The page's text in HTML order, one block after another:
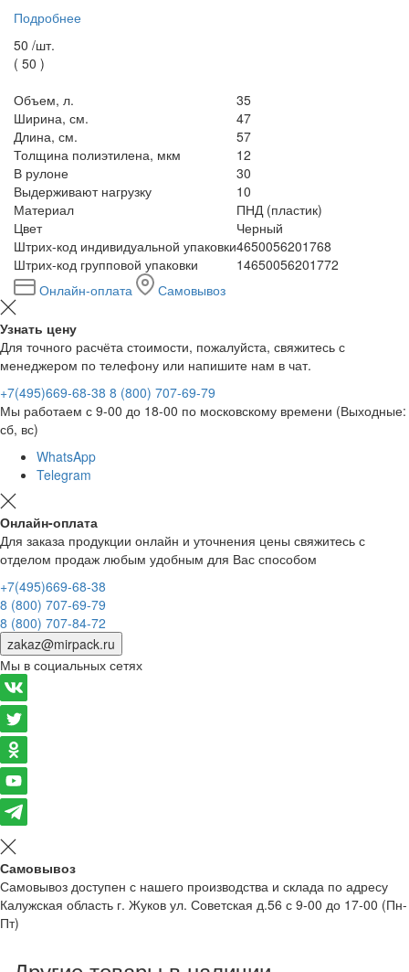
Подробнее
50 /шт.
( 50 )
Объем, л.
35
Ширина, см.
47
Длина, см.
57
Толщина полиэтилена, мкм
12
В рулоне
30
Выдерживают нагрузку
10
Материал
ПНД (пластик)
Цвет
Черный
Штрих-код индивидуальной упаковки4650056201768
Штрих-код групповой упаковки
14650056201772
Онлайн-оплата
Самовывоз
Узнать цену
Для точного расчёта стоимости, пожалуйста, свяжитесь с
менеджером по телефону или напишите нам в чат.
+7(495)669-68-38 8 (800) 707-69-79
Мы работаем с 9-00 до 18-00 по московскому времени (Выходные:
сб, вс)
WhatsApp
Telegram
Онлайн-оплата
Для заказа продукции онлайн и уточнения цены свяжитесь с
отделом продаж любым удобным для Вас способом
+7(495)669-68-38
8 (800) 707-69-79
8 (800) 707-84-72
zakaz@mirpack.ru
Мы в социальных сетях
Самовывоз
Самовывоз доступен с нашего производства и склада по адресу
Калужская область г. Жуков ул. Советская д.56 с 9-00 до 17-00 (Пн-
Пт)